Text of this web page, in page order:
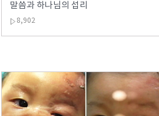
말씀과 하나님의 섭리
8,902